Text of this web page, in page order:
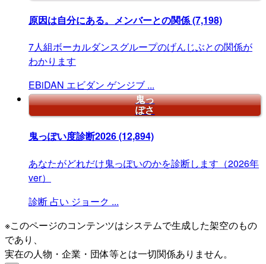
原因は自分にある。メンバーとの関係(7,198)
7人組ボーカルダンスグループのげんじぶとの関係が
わかります
EBiDAN エビダン ゲンジブ ...
鬼っ
ぽさ
鬼っぽい度診断2026(12,894)
あなたがどれだけ鬼っぽいのかを診断します（2026年
ver）
診断 占い ジョーク ...
※このページのコンテンツはシステムで生成した架空のもの
であり、
実在の人物・企業・団体等とは一切関係ありません。